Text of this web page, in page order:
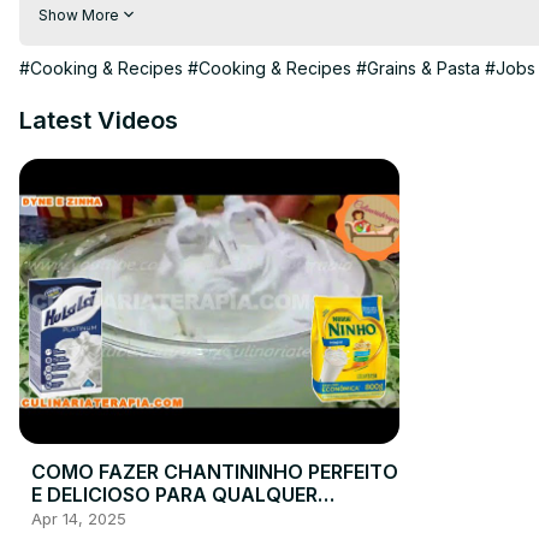
#bolonhesa #macarronada #macarrão #macarraofacil
Show More
#Cooking & Recipes #Cooking & Recipes #Grains & Pasta #Jobs
Latest Videos
COMO FAZER CHANTININHO PERFEITO
E DELICIOSO PARA QUALQUER
COBERTURA DE BOLOS RECHEIOS
Apr 14, 2025